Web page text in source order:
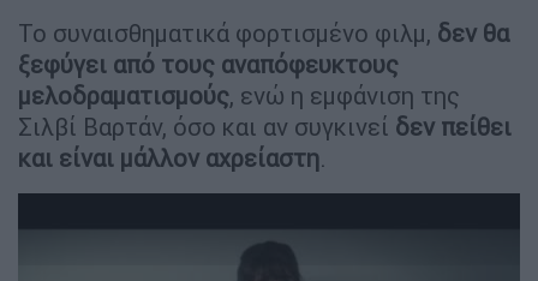
Το συναισθηματικά φορτισμένο φιλμ, δεν θα
ξεφύγει από τους αναπόφευκτους
μελοδραματισμούς, ενώ η εμφάνιση της
Σιλβί Βαρτάν, όσο και αν συγκινεί δεν πείθει
και είναι μάλλον αχρείαστη.